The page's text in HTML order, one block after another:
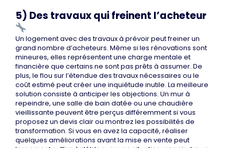
5) Des travaux qui freinent l’acheteur
Un logement avec des travaux à prévoir peut freiner un
grand nombre d’acheteurs. Même si les rénovations sont
mineures, elles représentent une charge mentale et
financière que certains ne sont pas prêts à assumer. De
plus, le flou sur l’étendue des travaux nécessaires ou le
coût estimé peut créer une inquiétude inutile. La meilleure
solution consiste à anticiper les objections. Un mur à
repeindre, une salle de bain datée ou une chaudière
vieillissante peuvent être perçus différemment si vous
proposez un devis clair ou montrez les possibilités de
transformation. Si vous en avez la capacité, réaliser
quelques améliorations avant la mise en vente peut